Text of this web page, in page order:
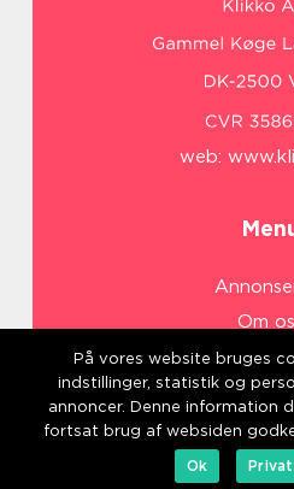
web:
Om
På vores website bruges
indstillinger, statistik og
annoncer. Denne information
fortsat brug af websiden
Ok